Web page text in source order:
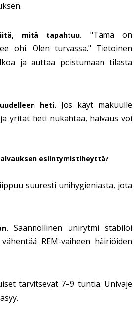
mitä tapahtuu.
"Tämä on
ohi. Olen turvassa." Tietoinen
ja auttaa poistumaan tilasta
heti.
Jos käyt makuulle
yrität heti nukahtaa, halvaus voi
esiintymistiheyttä?
suuresti unihygieniasta, jota
Säännöllinen unirytmi stabiloi
REM-vaiheen häiriöiden
tarvitsevat 7–9 tuntia. Univaje